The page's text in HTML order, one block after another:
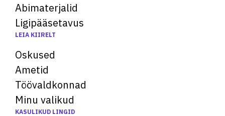
Abimaterjalid
Ligipääsetavus
LEIA KIIRELT
Oskused
Ametid
Töövaldkonnad
Minu valikud
KASULIKUD LINGID